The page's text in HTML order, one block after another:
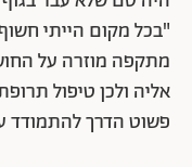
"בכל מקום הייתי
מתקפה מוזרה על
אליה ולכן טיפול
פשוט הדרך להתמודד